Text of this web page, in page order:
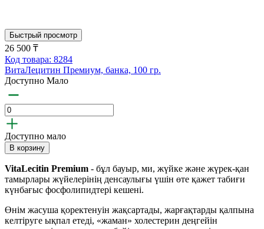
Быстрый просмотр
26 500 ₸
Код товара: 8284
ВитаЛецитин Премиум, банка, 100 гр.
Доступно Мало
Доступно мало
В корзину
VitaLecitin Premium - бұл бауыр, ми, жүйке және жүрек-қан
тамырлары жүйелерінің денсаулығы үшін өте қажет табиғи
күнбағыс фосфолипидтері кешені.
Өнім жасуша қоректенуін жақсартады, жарғақтарды қалпына
келтіруге ықпал етеді, «жаман» холестерин деңгейін